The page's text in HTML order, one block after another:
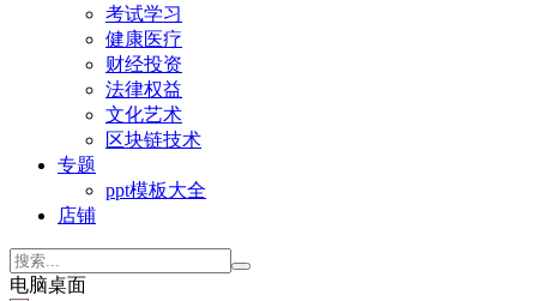
考试学习
健康医疗
财经投资
法律权益
文化艺术
区块链技术
专题
ppt模板大全
店铺
电脑桌面